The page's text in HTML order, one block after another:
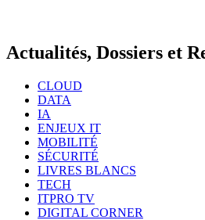
Actualités, Dossiers et
CLOUD
DATA
IA
ENJEUX IT
MOBILITÉ
SÉCURITÉ
LIVRES BLANCS
TECH
ITPRO TV
DIGITAL CORNER